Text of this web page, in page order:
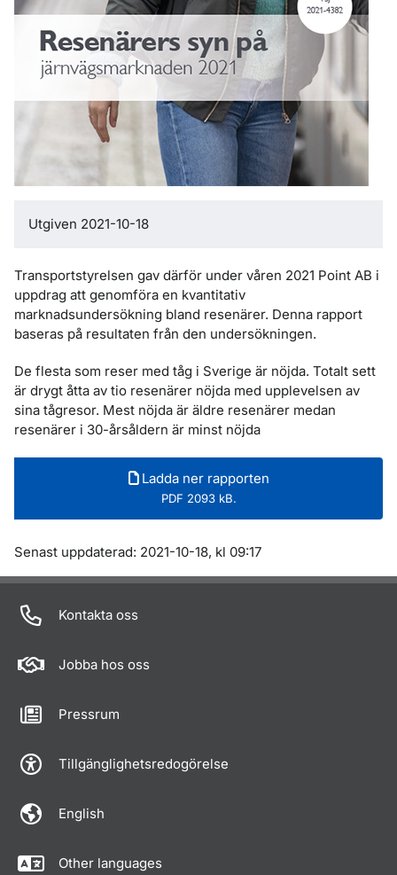
Utgiven 2021-10-18
Transportstyrelsen gav därför under våren 2021 Point AB i
uppdrag att genomföra en kvantitativ
marknadsundersökning bland resenärer. Denna rapport
baseras på resultaten från den undersökningen.
De flesta som reser med tåg i Sverige är nöjda. Totalt sett
är drygt åtta av tio resenärer nöjda med upplevelsen av
sina tågresor. Mest nöjda är äldre resenärer medan
resenärer i 30-årsåldern är minst nöjda
Ladda ner rapporten
PDF 2093 kB.
Om sidan
Senast uppdaterad: 2021-10-18, kl 09:17
Kontakta oss
Jobba hos oss
Pressrum
Tillgänglighetsredogörelse
English
Other languages